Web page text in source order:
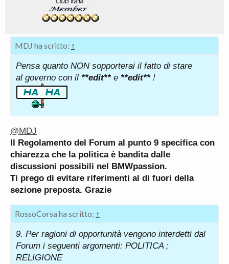
MDJ ha scritto: ↑
Pensa quanto NON sopporterai il fatto di stare
al governo con il **edit**e **edit**!
@MDJ
Il Regolamento del Forum al punto 9 specifica con
chiarezza che la politica è bandita dalle
discussioni possibili nel BMWpassion.
Ti prego di evitare riferimenti al di fuori della
sezione preposta. Grazie
RossoCorsa ha scritto: ↑
9. Per ragioni di opportunità vengono interdetti dal
Forum i seguenti argomenti: POLITICA ;
RELIGIONE